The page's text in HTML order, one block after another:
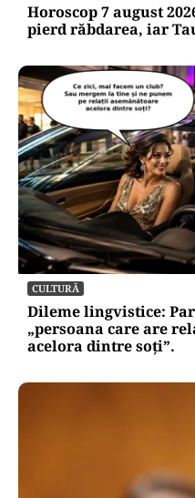
Horoscop 7 august
pierd răbdarea, iar
CULTURĂ
Dileme lingvistice:
„persoana care are
acelora dintre soți”.